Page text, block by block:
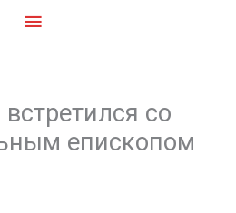
Главное
со
епископом